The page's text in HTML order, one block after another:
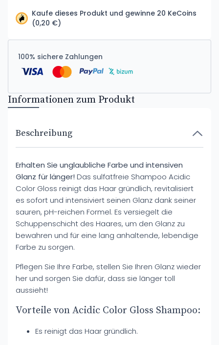
Kaufe dieses Produkt und gewinne 20 KeCoins
(0,20 €)
100% sichere Zahlungen
Informationen zum Produkt
Beschreibung
Erhalten Sie unglaubliche Farbe und intensiven
Glanz für länger! Das sulfatfreie Shampoo Acidic
Color Gloss reinigt das Haar gründlich, revitalisiert
es sofort und intensiviert seinen Glanz dank seiner
sauren, pH-reichen Formel. Es versiegelt die
Schuppenschicht des Haares, um den Glanz zu
bewahren und für eine lang anhaltende, lebendige
Farbe zu sorgen.
Pflegen Sie Ihre Farbe, stellen Sie Ihren Glanz wieder
her und sorgen Sie dafür, dass sie länger toll
aussieht!
Vorteile von Acidic Color Gloss Shampoo:
Es reinigt das Haar gründlich.